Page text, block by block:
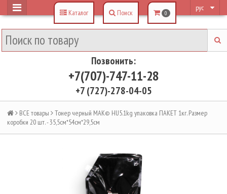
рус
Позвонить:
+7(707)-747-11-28
+7 (727)-278-04-05
Каталог Поиск 0
ВСЕ товары
Тонер черный MAK© HU5.1kg упаковка ПАКЕТ 1кг. Размер
коробки 20 шт. - 35,5см*54см*29,5см